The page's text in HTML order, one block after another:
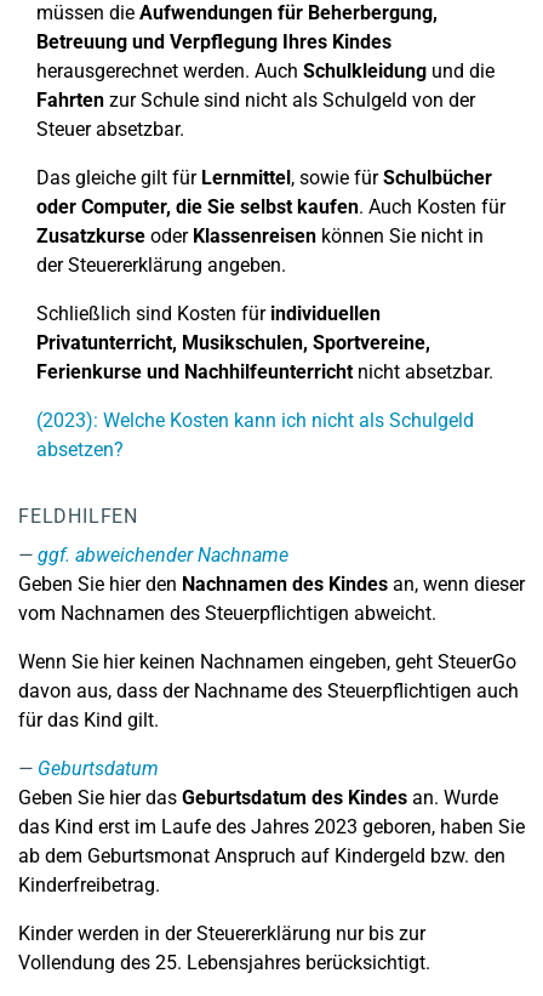
müssen die Aufwendungen für Beherbergung,
Betreuung und Verpflegung Ihres Kindes
herausgerechnet werden. Auch Schulkleidung und die
Fahrten zur Schule sind nicht als Schulgeld von der
Steuer absetzbar.
Das gleiche gilt für Lernmittel , sowie fürSchulbücher
oder Computer, die Sie selbst kaufen. Auch Kosten für
Zusatzkurse oder Klassenreisen können Sie nicht in
der Steuererklärung angeben.
Schließlich sind Kosten fürindividuellen
Privatunterricht, Musikschulen, Sportvereine,
Ferienkurse und Nachhilfeunterrichtnicht absetzbar.
(2023): Welche Kosten kann ich nicht als Schulgeld
absetzen?
FELDHILFEN
ggf. abweichender Nachname
Geben Sie hier den Nachnamen des Kindes an, wenn dieser
vom Nachnamen des Steuerpflichtigen abweicht.
Wenn Sie hier keinen Nachnamen eingeben, geht SteuerGo
davon aus, dass der Nachname des Steuerpflichtigen auch
für das Kind gilt.
Geburtsdatum
Geben Sie hier das Geburtsdatum des Kindes an. Wurde
das Kind erst im Laufe des Jahres 2023 geboren, haben Sie
ab dem Geburtsmonat Anspruch auf Kindergeld bzw. den
Kinderfreibetrag.
Kinder werden in der Steuererklärung nur bis zur
Vollendung des 25. Lebensjahres berücksichtigt.